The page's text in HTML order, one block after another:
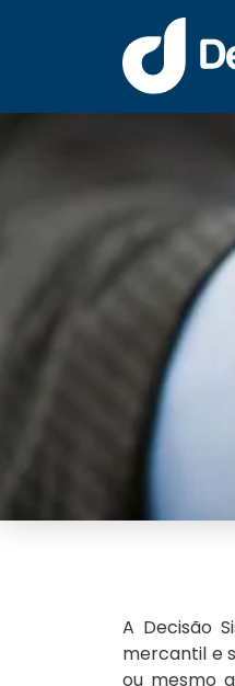
A Decisão
mercantil e
ou mesmo